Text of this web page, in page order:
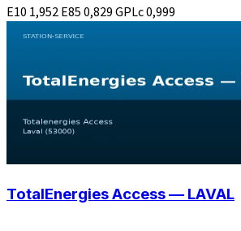
E10 1,952E850,829GPLc0,999
TotalEnergies Access — LAVAL